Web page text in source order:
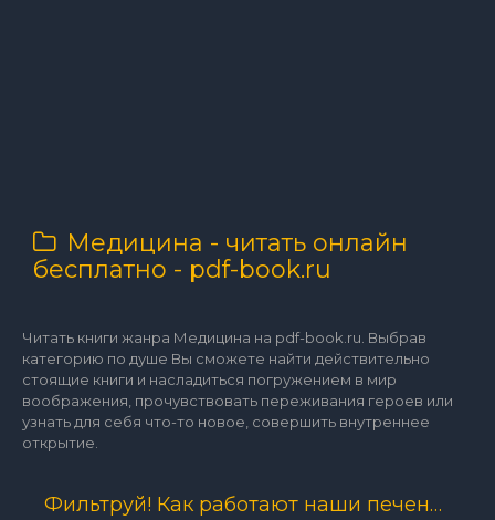
Медицина - читать онлайн
бесплатно - pdf-book.ru
Читать книги жанра Медицина на pdf-book.ru. Выбрав
категорию по душе Вы сможете найти действительно
стоящие книги и насладиться погружением в мир
воображения, прочувствовать переживания героев или
узнать для себя что-то новое, совершить внутреннее
открытие.
Фильтруй! Как работают наши печень и почки - Андрей Сазонов